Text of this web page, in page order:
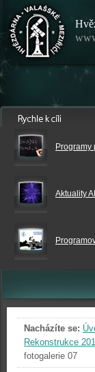
Programy
Aktuality
Nacházíte se:
Rekonstrukce
fotogalerie 07